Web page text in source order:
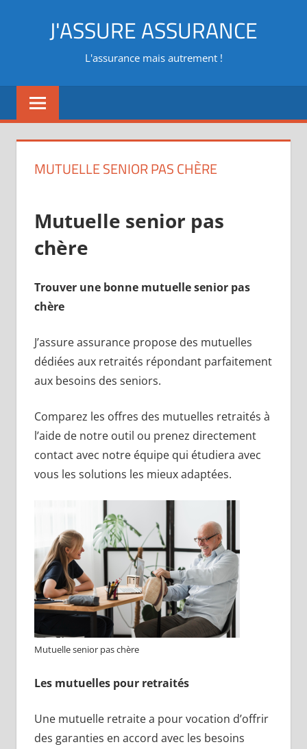
J'ASSURE ASSURANCE
L'assurance mais autrement !
MUTUELLE SENIOR PAS CHÈRE
Mutuelle senior pas
chère
Trouver une bonne mutuelle senior pas
chère
J’assure assurance propose des mutuelles
dédiées aux retraités répondant parfaitement
aux besoins des seniors.
Comparez les offres des mutuelles retraités à
l’aide de notre outil ou prenez directement
contact avec notre équipe qui étudiera avec
vous les solutions les mieux adaptées.
Mutuelle senior pas chère
Les mutuelles pour retraités
Une mutuelle retraite a pour vocation d’offrir
des garanties en accord avec les besoins